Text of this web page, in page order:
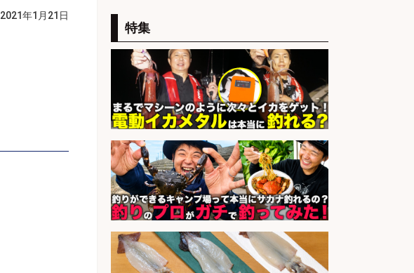
2021年1月21日
の魚と馬刺しの店 キッチンスタッフ
正社員募集
会社名
天草の魚と馬刺しの店 魚粋 天草
の魚と馬刺しの店 魚粋
sponsored by 求人ボックス
未経験歓迎/釣り具メーカーでのル
ート営業/釣りや釣具などの知識必
須/残業なし
会社名 株式会社天龍
sponsored by 求人ボックス
和食, 日本料理・懐石料理/店長・店
特集